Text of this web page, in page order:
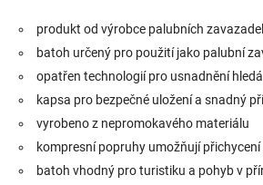
produkt od výrobce palubních
batoh určený pro použití jako palubní
opatřen technologií pro usnadnění
kapsa pro bezpečné uložení a snadný
vyrobeno z nepromokavého materiálu
kompresní popruhy umožňují
batoh vhodný pro turistiku a pohyb v